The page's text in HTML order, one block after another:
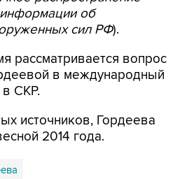
рассматривается вопрос
в СКР.
источников, Гордеева